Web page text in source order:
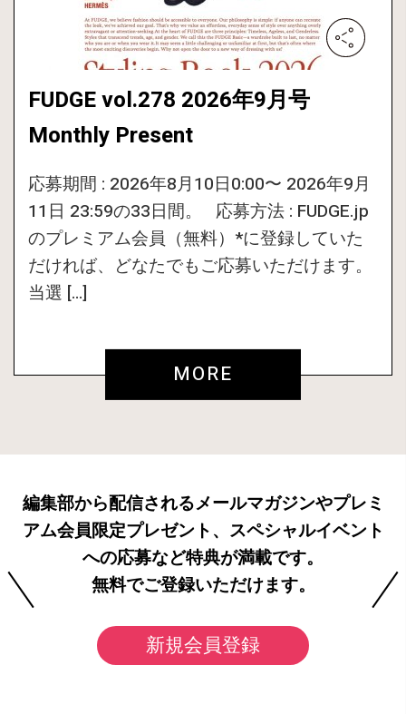
FUDGE vol.278 2026年9月号
Monthly Present
応募期間 : 2026年8月10日0:00〜 2026年9月
11日 23:59の33日間。 応募方法 : FUDGE.jp
のプレミアム会員（無料）*に登録していた
だければ、どなたでもご応募いただけます。
当選 […]
MORE
編集部から配信されるメールマガジンやプレミ
アム会員限定プレゼント、スペシャルイベント
への応募など特典が満載です。
無料でご登録いただけます。
新規会員登録